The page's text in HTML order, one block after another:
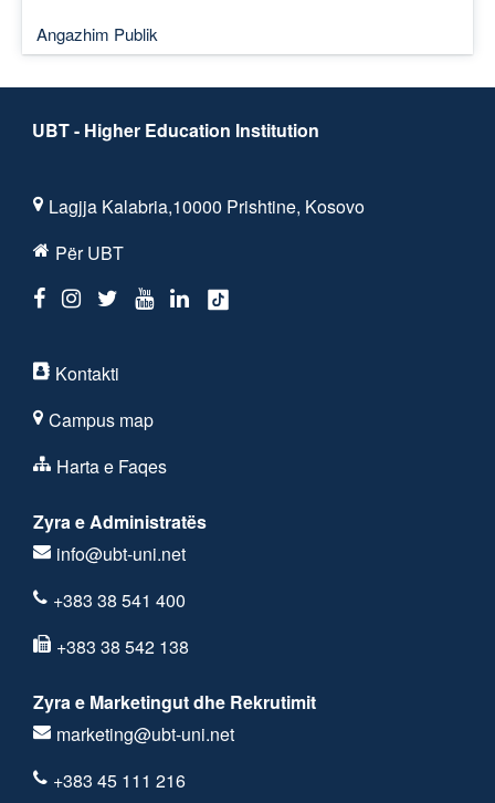
Angazhim Publik
UBT - Higher Education Institution
Lagjja Kalabria,10000 Prishtine, Kosovo
Për UBT
Kontakti
Campus map
Harta e Faqes
Zyra e Administratës
info@ubt-uni.net
+383 38 541 400
+383 38 542 138
Zyra e Marketingut dhe Rekrutimit
marketing@ubt-uni.net
+383 45 111 216